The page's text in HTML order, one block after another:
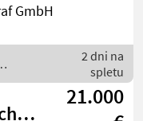
5
GmbH
2 dni na
spletu
21.000